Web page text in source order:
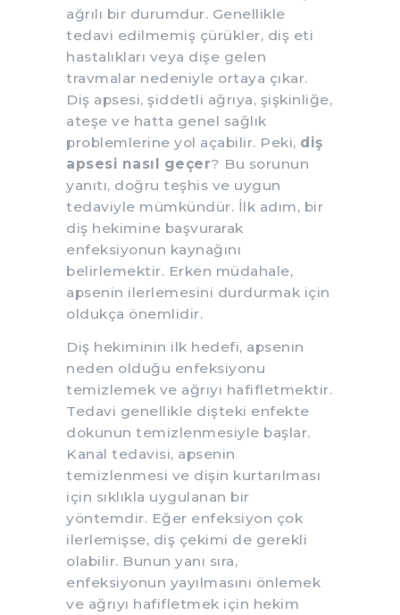
ağrılı bir durumdur. Genellikle
tedavi edilmemiş çürükler, diş eti
hastalıkları veya dişe gelen
travmalar nedeniyle ortaya çıkar.
Diş apsesi, şiddetli ağrıya, şişkinliğe,
ateşe ve hatta genel sağlık
problemlerine yol açabilir. Peki, diş
apsesi nasıl geçer? Bu sorunun
yanıtı, doğru teşhis ve uygun
tedaviyle mümkündür. İlk adım, bir
diş hekimine başvurarak
enfeksiyonun kaynağını
belirlemektir. Erken müdahale,
apsenin ilerlemesini durdurmak için
oldukça önemlidir.
Diş hekiminin ilk hedefi, apsenin
neden olduğu enfeksiyonu
temizlemek ve ağrıyı hafifletmektir.
Tedavi genellikle dişteki enfekte
dokunun temizlenmesiyle başlar.
Kanal tedavisi, apsenin
temizlenmesi ve dişin kurtarılması
için sıklıkla uygulanan bir
yöntemdir. Eğer enfeksiyon çok
ilerlemişse, diş çekimi de gerekli
olabilir. Bunun yanı sıra,
enfeksiyonun yayılmasını önlemek
ve ağrıyı hafifletmek için hekim